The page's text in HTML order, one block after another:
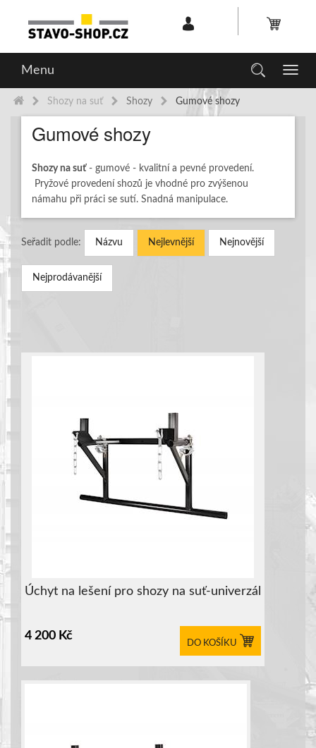
Toggle
Menu
Shozy na suť Shozy Gumové shozy
Gumové shozy
Shozy na suť- gumové - kvalitní a pevné provedení.
Pryžové provedení shozů je vhodné pro zvýšenou
námahu při práci se sutí. Snadná manipulace.
Seřadit podle: Názvu Nejlevnější Nejnovější
Nejprodávanější
Úchyt na lešení pro shozy na suť-univerzál
4 200 Kč
DO KOŠÍKU